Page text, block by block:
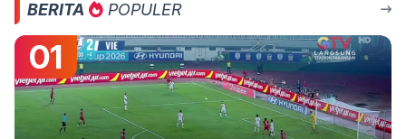
BERITA POPULER
01